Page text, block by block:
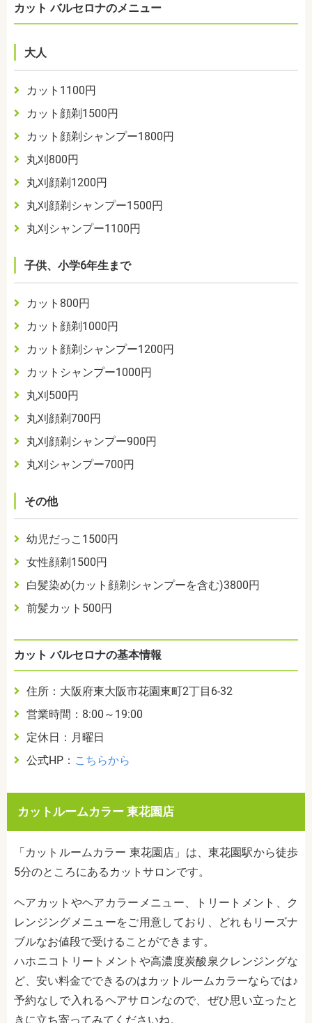
カット バルセロナのメニュー
大人
カット1100円
カット顔剃1500円
カット顔剃シャンプー1800円
丸刈800円
丸刈顔剃1200円
丸刈顔剃シャンプー1500円
丸刈シャンプー1100円
子供、小学6年生まで
カット800円
カット顔剃1000円
カット顔剃シャンプー1200円
カットシャンプー1000円
丸刈500円
丸刈顔剃700円
丸刈顔剃シャンプー900円
丸刈シャンプー700円
その他
幼児だっこ1500円
女性顔剃1500円
白髪染め(カット顔剃シャンプーを含む)3800円
前髪カット500円
カット バルセロナの基本情報
住所：大阪府東大阪市花園東町2丁目6-32
営業時間：8:00～19:00
定休日：月曜日
公式HP： こちらから
カットルームカラー 東花園店
「カットルームカラー 東花園店」は、東花園駅から徒歩
5分のところにあるカットサロンです。
ヘアカットやヘアカラーメニュー、トリートメント、ク
レンジングメニューをご用意しており、どれもリーズナ
ブルなお値段で受けることができます。
ハホニコトリートメントや高濃度炭酸泉クレンジングな
ど、安い料金でできるのはカットルームカラーならでは♪
予約なしで入れるヘアサロンなので、ぜひ思い立ったと
きに立ち寄ってみてくださいね。